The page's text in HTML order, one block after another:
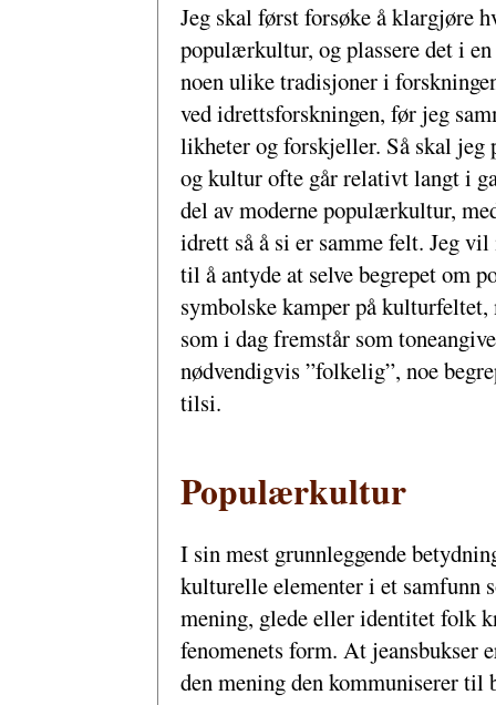
Jeg skal først forsøke å klargjøre
populærkultur, og plassere det i
noen ulike tradisjoner i
ved idrettsforskningen, før jeg
likheter og forskjeller. Så skal jeg
og kultur ofte går relativt langt i
del av moderne populærkultur,
idrett så å si er samme felt. Jeg
til å antyde at selve begrepet
symbolske kamper på
som i dag fremstår som
nødvendigvis ”folkelig”, noe
tilsi.
Populærkultur
I sin mest grunnleggende
kulturelle elementer i et samfunn
mening, glede eller identitetfolk
fenomenets form. At jeansbukser
den mening den kommuniserer til